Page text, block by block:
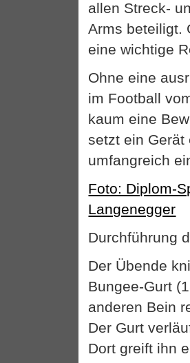
allen Streck-
Arms beteiligt.
eine wichtige
Ohne eine
im Football
kaum eine
setzt ein Gerät
umfangreich
Foto: Diplom-
Langenegger
Durchführung
Der Übende
Bungee-Gurt
anderen Bein
Der Gurt
Dort greift ihn